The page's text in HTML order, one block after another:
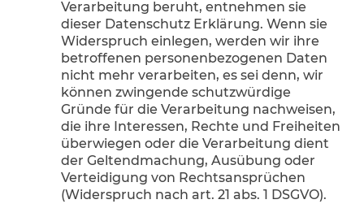
Verarbeitung beruht, entnehmen sie
dieser Datenschutz Erklärung. Wenn sie
Widerspruch einlegen, werden wir ihre
betroffenen personenbezogenen Daten
nicht mehr verarbeiten, es sei denn, wir
können zwingende schutzwürdige
Gründe für die Verarbeitung nachweisen,
die ihre Interessen, Rechte und Freiheiten
überwiegen oder die Verarbeitung dient
der Geltendmachung, Ausübung oder
Verteidigung von Rechtsansprüchen
(Widerspruch nach art. 21 abs. 1 DSGVO).